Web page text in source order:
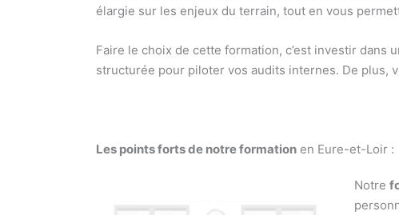
élargie sur les enjeux du terrain, tout en vous
Faire le choix de cette formation, c’est investir
structurée pour piloter vos audits internes. De plus,
Les points forts de notre formation en Eure-et-Loir :
Notre